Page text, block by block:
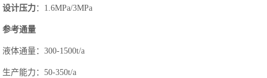
设计压力：1.6MPa/3MPa
参考通量
液体通量：300-1500t/a
生产能力：50-350t/a